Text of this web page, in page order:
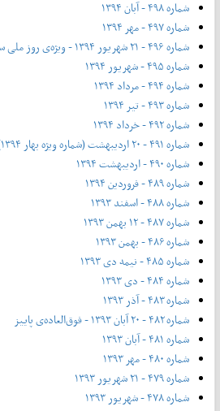
شماره ۴۹۸ - آبان ۱۳۹۴
شماره ۴۹۷ - مهر ۱۳۹۴
شماره ۴۹۶ - ۲۱ شهریور ۱۳۹۴ - ویژه‌ی روز ملی سینما
شماره ۴۹۵ - شهریور ۱۳۹۴
شماره ۴۹۴ - مرداد ۱۳۹۴
شماره ۴۹۳ - تیر ۱۳۹۴
شماره ۴۹۲ - خرداد ۱۳۹۴
شماره ۴۹۱ - ۲۰ اردیبهشت (شماره ویژه بهار ۱۳۹۴)
شماره ۴۹۰ - اردیبهشت ۱۳۹۴
شماره ۴۸۹ - فروردین ۱۳۹۴
شماره ۴۸۸ - اسفند ۱۳۹۳
شماره ۴۸۷ - ۱۲ بهمن ۱۳۹۳
شماره ۴۸۶ - بهمن ۱۳۹۳
شماره ۴۸۵ - نیمه دی ۱۳۹۳
شماره ۴۸۴ - دی ۱۳۹۳
شماره ۴۸۳ - آذر ۱۳۹۳
شماره ۴۸۲ - ۲۰ آبان ۱۳۹۳ - فوق‌العاده‌ی پاییز
شماره ۴۸۱ - آبان ۱۳۹۳
شماره ۴۸۰ - مهر ۱۳۹۳
شماره ۴۷۹ - ۲۱ شهریور ۱۳۹۳
شماره ۴۷۸ - شهریور ۱۳۹۳